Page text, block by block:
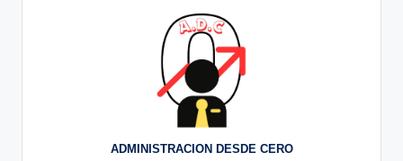
ADMINISTRACION DESDE CERO